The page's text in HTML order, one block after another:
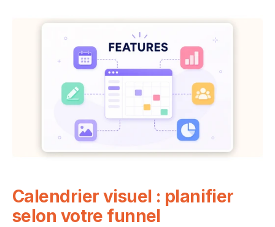
Calendrier visuel : planifier
selon votre funnel